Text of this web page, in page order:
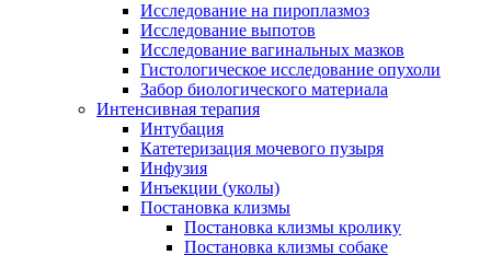
Исследование на пироплазмоз
Исследование выпотов
Исследование вагинальных мазков
Гистологическое исследование опухоли
Забор биологического материала
Интенсивная терапия
Интубация
Катетеризация мочевого пузыря
Инфузия
Инъекции (уколы)
Постановка клизмы
Постановка клизмы кролику
Постановка клизмы собаке